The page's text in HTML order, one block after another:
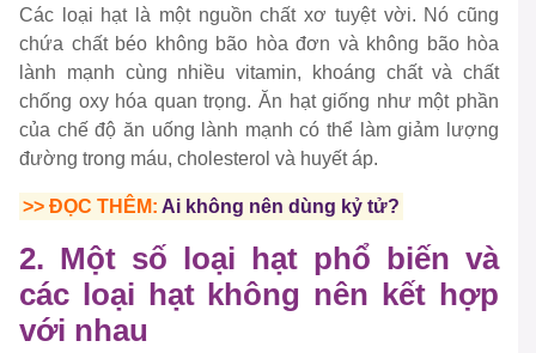
Các loại hạt là một nguồn chất xơ tuyệt vời. Nó cũng
chứa chất béo không bão hòa đơn và không bão hòa
lành mạnh cùng nhiều vitamin, khoáng chất và chất
chống oxy hóa quan trọng. Ăn hạt giống như một phần
của chế độ ăn uống lành mạnh có thể làm giảm lượng
đường trong máu, cholesterol và huyết áp.
>> ĐỌC THÊM: Ai không nên dùng kỷ tử?
2. Một số loại hạt phổ biến và
các loại hạt không nên kết hợp
với nhau